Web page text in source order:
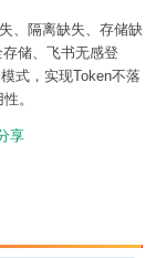
、隔离缺失、存储缺
储、飞书无感登
式，实现Token不落
。
享